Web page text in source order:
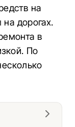
на
дорогах.
в
По